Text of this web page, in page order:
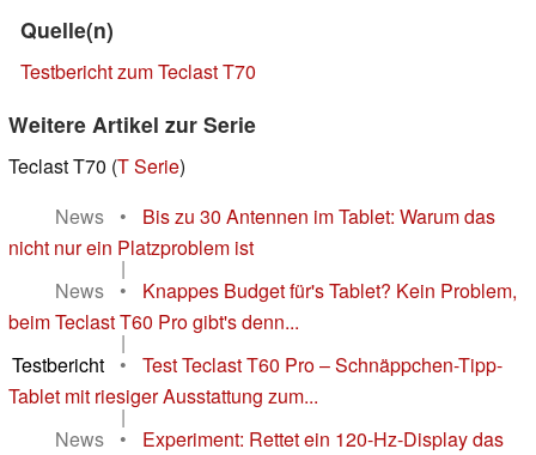
Quelle(n)
Testbericht zum Teclast T70
Weitere Artikel zur Serie
Teclast T70 (T Serie)
News
•
Bis zu 30 Antennen im Tablet: Warum das
nicht nur ein Platzproblem ist
|
News
•
Knappes Budget für's Tablet? Kein Problem,
beim Teclast T60 Pro gibt's denn...
|
Testbericht
•
Test Teclast T60 Pro – Schnäppchen-Tipp-
Tablet mit riesiger Ausstattung zum...
|
News
•
Experiment: Rettet ein 120-Hz-Display das